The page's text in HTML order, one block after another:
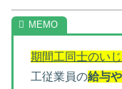
期間工同士のい
工従業員の給与